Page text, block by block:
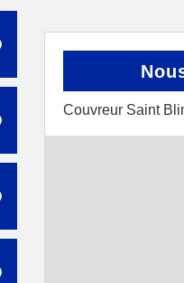
Couvreur Saint